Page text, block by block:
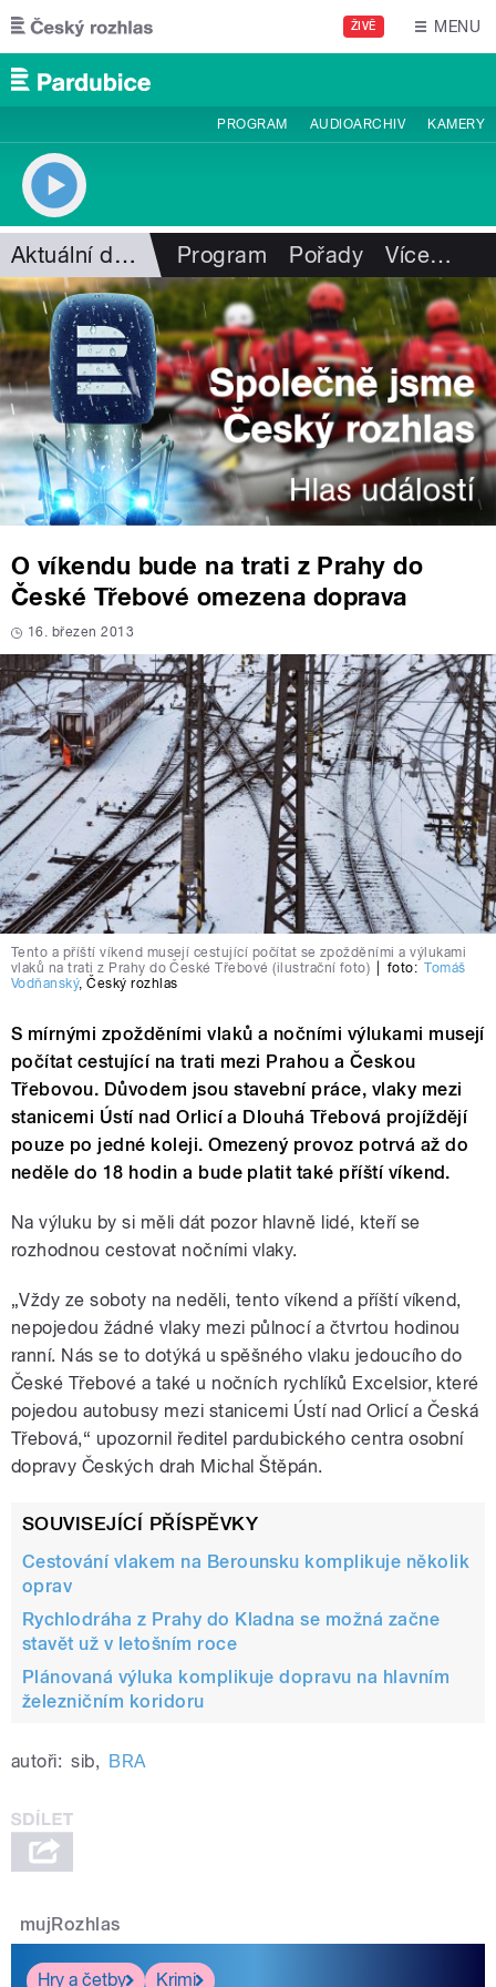
Přejít k hlavnímu obsahu
ŽIVĚ MENU
PROGRAM AUDIOARCHIV KAMERY
Aktuální dění Program Pořady Více…
O víkendu bude na trati z Prahy do
České Třebové omezena doprava
16. březen 2013
Tento a příští víkend musejí cestující počítat se zpožděními a výlukami
vlaků na trati z Prahy do České Třebové (ilustrační foto)
foto: Tomáš
Vodňanský,Český rozhlas
S mírnými zpožděními vlaků a nočními výlukami musejí
počítat cestující na trati mezi Prahou a Českou
Třebovou. Důvodem jsou stavební práce, vlaky mezi
stanicemi Ústí nad Orlicí a Dlouhá Třebová projíždějí
pouze po jedné koleji. Omezený provoz potrvá až do
neděle do 18 hodin a bude platit také příští víkend.
Na výluku by si měli dát pozor hlavně lidé, kteří se
rozhodnou cestovat nočními vlaky.
„Vždy ze soboty na neděli, tento víkend a příští víkend,
nepojedou žádné vlaky mezi půlnocí a čtvrtou hodinou
ranní. Nás se to dotýká u spěšného vlaku jedoucího do
České Třebové a také u nočních rychlíků Excelsior, které
pojedou autobusy mezi stanicemi Ústí nad Orlicí a Česká
Třebová,“ upozornil ředitel pardubického centra osobní
dopravy Českých drah Michal Štěpán.
SOUVISEJÍCÍ PŘÍSPĚVKY
Cestování vlakem na Berounsku komplikuje několik
oprav
Rychlodráha z Prahy do Kladna se možná začne
stavět už v letošním roce
Plánovaná výluka komplikuje dopravu na hlavním
železničním koridoru
autoři: sib, BRA
mujRozhlas
Hry a četby Krimi